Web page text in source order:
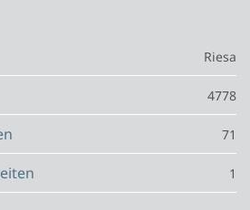
Riesa
4778
71
1